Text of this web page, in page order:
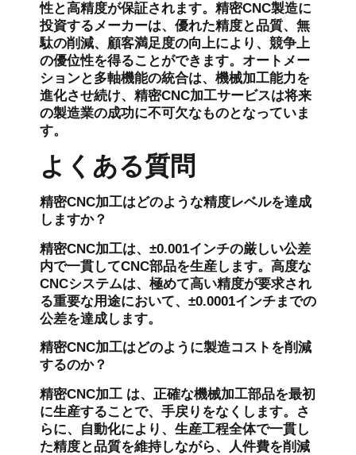
性と高精度が保証されます。精密CNC製造に
投資するメーカーは、優れた精度と品質、無
駄の削減、顧客満足度の向上により、競争上
の優位性を得ることができます。オートメー
ションと多軸機能の統合は、機械加工能力を
進化させ続け、精密CNC加工サービスは将来
の製造業の成功に不可欠なものとなっていま
す。
よくある質問
精密CNC加工はどのような精度レベルを達成
しますか？
精密CNC加工は、±0.001インチの厳しい公差
内で一貫してCNC部品を生産します。高度な
CNCシステムは、極めて高い精度が要求され
る重要な用途において、±0.0001インチまでの
公差を達成します。
精密CNC加工はどのように製造コストを削減
するのか？
精密CNC加工 は、正確な機械加工部品を最初
に生産することで、手戻りをなくします。さ
らに、自動化により、生産工程全体で一貫し
た精度と品質を維持しながら、人件費を削減